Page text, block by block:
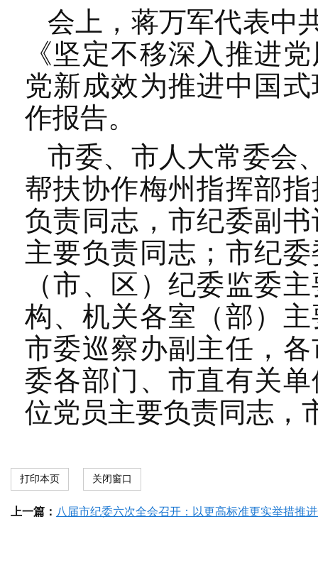
会上，蒋万军代表中
《坚定不移深入推进
党新成效为推进中国
作报告。
市委、市人大常委会
帮扶协作梅州指挥部
负责同志，市纪委副
主要负责同志；市纪
（市、区）纪委监委
构、机关各室（部）
市委巡察办副主任，
委各部门、市直有关
位党员主要负责同志，
打印本页 关闭窗口
上一篇： 八届市纪委六次全会召开：以更高标准更实举措推进全面从严治党 为开创梅州现代化建设新局面提供坚